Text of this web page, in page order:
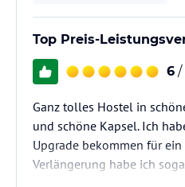
Top Preis-
6 /
Ganz tolles Hostel in
und schöne Kapsel. Ich
Upgrade bekommen für
Verlängerung habe ich